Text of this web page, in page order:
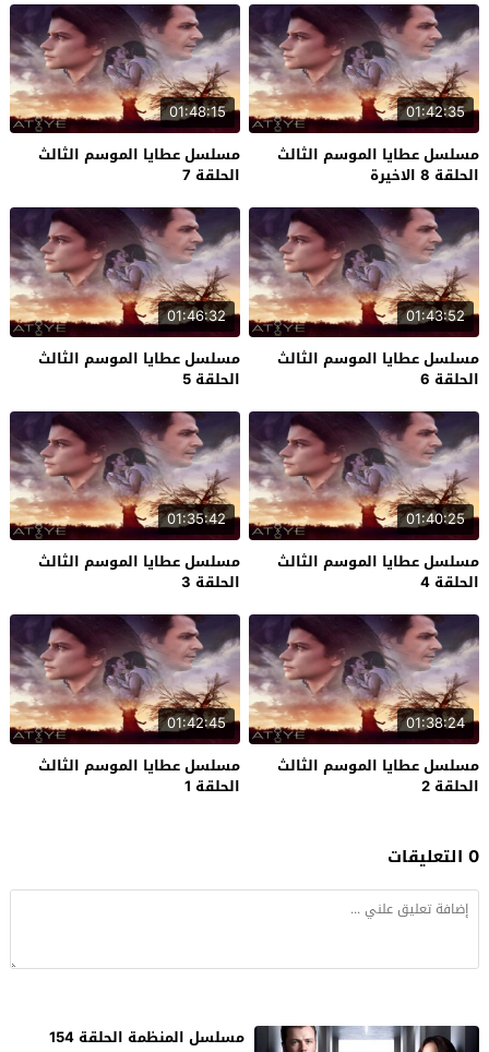
01:42:35
مسلسل عطايا الموسم الثالث
الحلقة 8 الاخيرة
01:48:15
مسلسل عطايا الموسم الثالث
الحلقة 7
01:43:52
مسلسل عطايا الموسم الثالث
الحلقة 6
01:46:32
مسلسل عطايا الموسم الثالث
الحلقة 5
01:40:25
مسلسل عطايا الموسم الثالث
الحلقة 4
01:35:42
مسلسل عطايا الموسم الثالث
الحلقة 3
01:38:24
مسلسل عطايا الموسم الثالث
الحلقة 2
01:42:45
مسلسل عطايا الموسم الثالث
الحلقة 1
0 التعليقات
مسلسل المنظمة الحلقة 154